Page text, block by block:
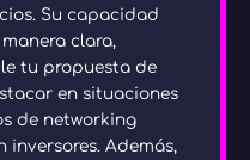
Su capacidad
clara,
tu propuesta de
en situaciones
de networking
inversores. Además,